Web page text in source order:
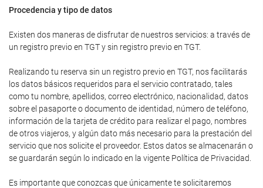
Procedencia y tipo de datos
Existen dos maneras de disfrutar de nuestros servicios: a través de
un registro previo en TGT y sin registro previo en TGT.
Realizando tu reserva sin un registro previo en TGT, nos facilitarás
los datos básicos requeridos para el servicio contratado, tales
como tu nombre, apellidos, correo electrónico, nacionalidad, datos
sobre el pasaporte o documento de identidad, número de teléfono,
información de la tarjeta de crédito para realizar el pago, nombres
de otros viajeros, y algún dato más necesario para la prestación del
servicio que nos solicite el proveedor. Estos datos se almacenarán o
se guardarán según lo indicado en la vigente Política de Privacidad.
Es importante que conozcas que únicamente te solicitaremos